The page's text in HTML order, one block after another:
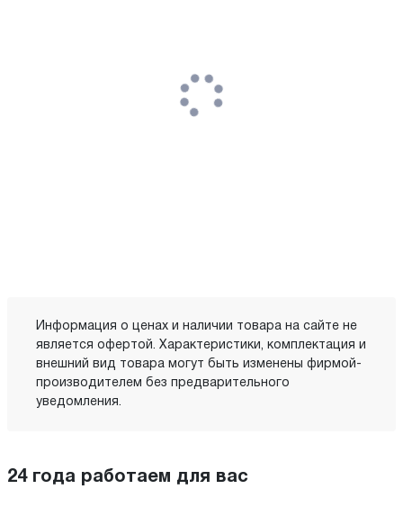
Информация о ценах и наличии товара на сайте не
является офертой. Характеристики, комплектация и
внешний вид товара могут быть изменены фирмой-
производителем без предварительного
уведомления.
24 года работаем для вас